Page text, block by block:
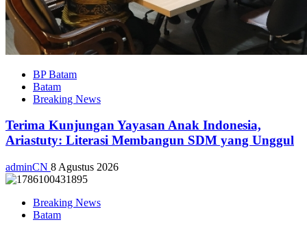
BP Batam
Batam
Breaking News
Terima Kunjungan Yayasan Anak Indonesia,
Ariastuty: Literasi Membangun SDM yang Unggul
adminCN 8 Agustus 2026
Breaking News
Batam